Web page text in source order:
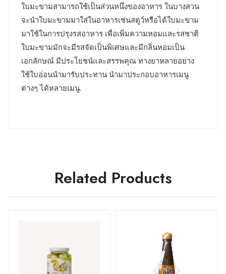
ใบมะขามสามารถใช้เป็นส่วนหนึ่งของอาหาร ในบางสวน
จะนำใบมะขามมาใส่ในอาหารเช่นสตูว์หรือได้ใบมะขาม
มาใช้ในการปรุงรสอาหาร เพื่อเพิ่มความหอมและรสชาติ
ใบมะขามมักจะมีรสจัดเป็นพิเศษและมีกลิ่นหอมเป็น
เอกลักษณ์ มีประโยชน์และสรรพคุณ ทางยาหลายอย่าง
ใช้ใบอ่อนนำมารับประทาน นำมาประกอบอาหารเมนู
ต่างๆ ได้หลายเมนู.
Related Products